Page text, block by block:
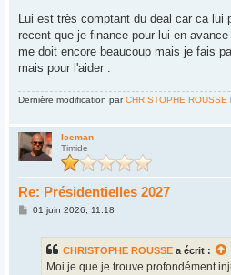
Lui est très comptant du deal car ca lui
recent que je finance pour lui en
me doit encore beaucoup mais je fais
mais pour l'aider .
Dernière modification parCHRISTOPHE ROUSSE
Iceman
Timide
Re: Présidentielles 2027
M01 juin 2026, 11:18
CHRISTOPHE ROUSSE a écrit :
Moi je que je trouve profondément